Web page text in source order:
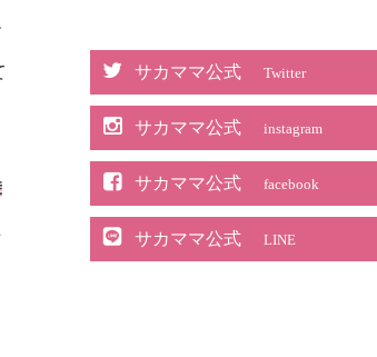
サカママ公式 Twitter
サカママ公式 instagram
サカママ公式 facebook
サカママ公式 LINE